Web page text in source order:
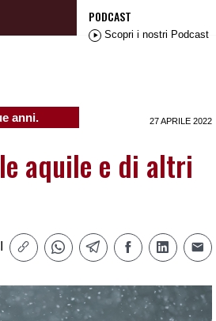
PODCAST
Scopri i nostri Podcast
anni. 27 APRILE 2022
aquile e di altri